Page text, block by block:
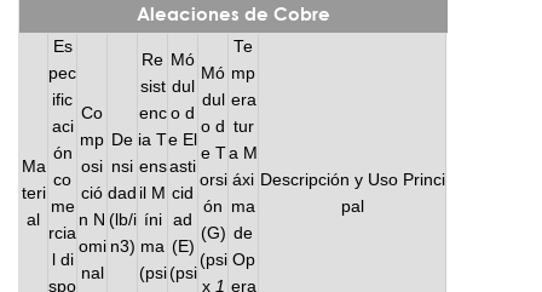
Aleaciones de Cobre
Ma
teri
al
Es
pec
ific
aci
ón
co
me
rcia
l di
spo
Co
mp
osi
ció
n N
omi
nal
De
nsi
dad
(lb/i
n3)
Re
sist
enc
ia T
ens
il M
íni
ma
(psi
Mó
dul
o d
e El
asti
cid
ad
(E)
(psi
Mó
dul
o d
e T
orsi
ón
(G)
(psi
x 1
Te
mp
era
tur
a M
áxi
ma
de
Op
era
Descripción y Uso Princi
pal